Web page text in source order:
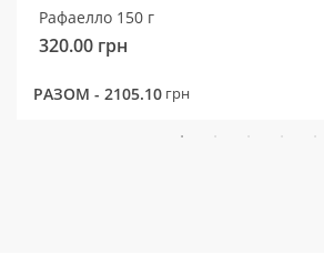
Рафаелло 150 г
320.00 грн
РАЗОМ - 2105.10 грн